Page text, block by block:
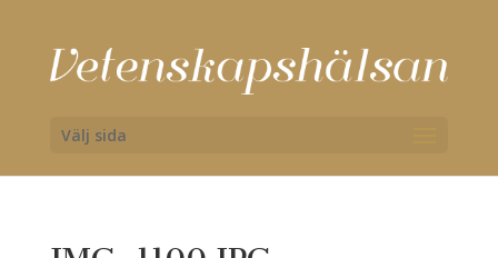
Välj sida